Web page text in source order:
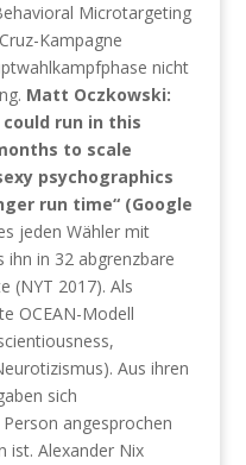
Microtargeting
Kampagne
nicht
Matt Oczkowski:
run in this
to scale
psychographics
run time“ (Google
jeden Wähler mit
ihn in 32 abgrenzbare
(NYT 2017). Als
OCEAN-Modell
Aus ihren
sich
angesprochen
ist. Alexander Nix